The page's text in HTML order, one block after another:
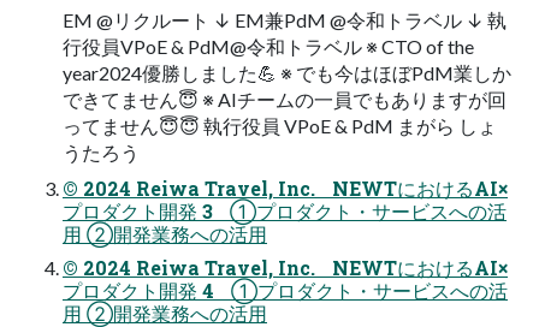
EM @リクルート ↓ EM兼PdM @令和トラベル ↓ 執
⾏役員VPoE & PdM@令和トラベル ※ CTO of the
year2024優勝しました💪 ※ でも今はほぼPdM業しか
できてません😇 ※ AIチームの⼀員でもありますが回
ってません😇😇 執⾏役員 VPoE & PdM まがら しょ
うたろう
© 2024 Reiwa Travel, Inc. NEWTにおけるAI×
プロダクト開発 3 ①プロダクト・サービスへの活
用 ②開発業務への活用
© 2024 Reiwa Travel, Inc. NEWTにおけるAI×
プロダクト開発 4 ①プロダクト・サービスへの活
用 ②開発業務への活用